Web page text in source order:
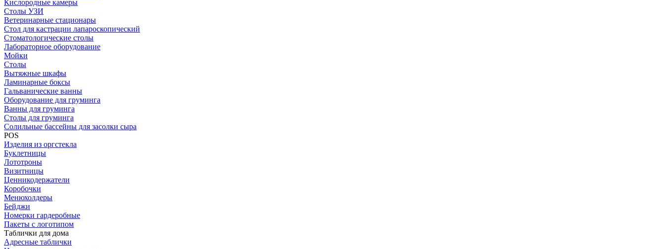
Кислородные камеры
Столы УЗИ
Ветеринарные стационары
Стол для кастрации лапароскопический
Стоматологические столы
Лабораторное оборудование
Мойки
Столы
Вытяжные шкафы
Ламинарные боксы
Гальванические ванны
Оборудование для груминга
Ванны для груминга
Столы для груминга
Солильные бассейны для засолки сыра
POS
Изделия из оргстекла
Буклетницы
Лототроны
Визитницы
Ценникодержатели
Коробочки
Менюхолдеры
Бейджи
Номерки гардеробные
Пакеты с логотипом
Таблички для дома
Адресные таблички